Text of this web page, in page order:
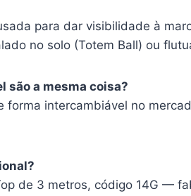
para dar visibilidade à
no solo (Totem Ball) ou
são a mesma coisa?
forma intercambiável no
de 3 metros, código 14G —